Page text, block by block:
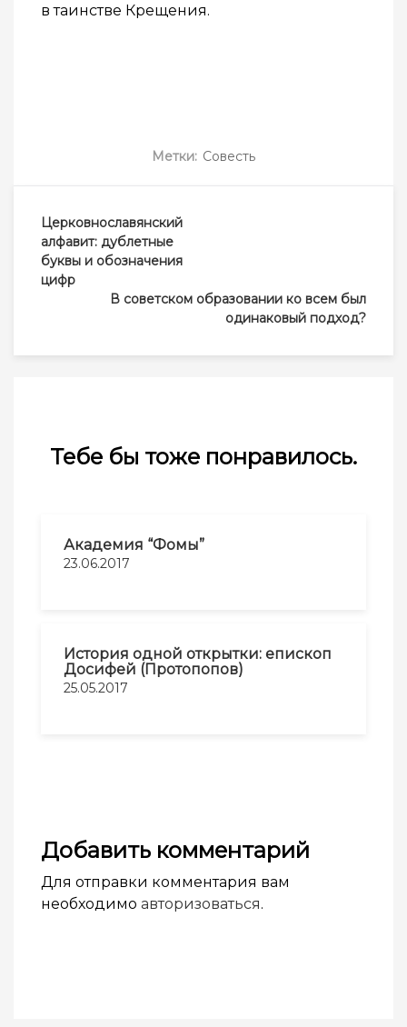
в таинстве Крещения.
Метки: Совесть
Навигация
по
записям
Церковнославянский
алфавит: дублетные
буквы и обозначения
цифр
В советском образовании ко всем был
одинаковый подход?
Тебе бы тоже понравилось.
Академия “Фомы”
23.06.2017
История одной открытки: епископ
Досифей (Протопопов)
25.05.2017
Добавить комментарий
Для отправки комментария вам
необходимо авторизоваться.